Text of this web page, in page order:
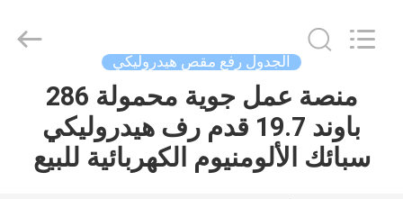
الصفحة
الرئيسية
Machinery
Co.,Ltd.
الجدول رفع مقص هيدروليكي
منصة عمل جوية محمولة 286
باوند 19.7 قدم رف هيدروليكي
سبائك الألومنيوم الكهربائية للبيع